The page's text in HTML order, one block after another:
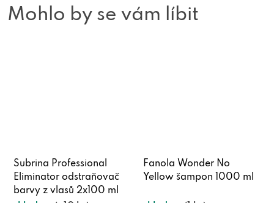
Mohlo by se vám líbit
Subrina Professional
Eliminator odstraňovač
barvy z vlasů 2x100 ml
Fanola Wonder No
Yellow šampon 1000 ml